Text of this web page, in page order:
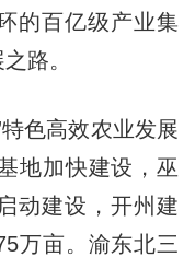
的百亿级产业集
路。
色高效农业发展
地加快建设，巫
动建设，开州建
万亩。渝东北三